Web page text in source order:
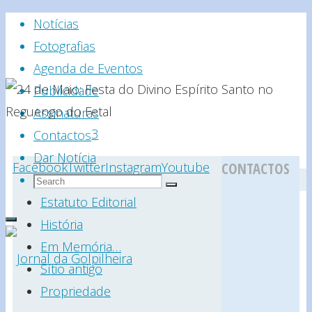
Skip
content
Notícias
Fotografias
Agenda de Eventos
Publicidade
Assinaturas
Contactos
Dar Notícia
Search
Search
for:
Search
Home
3
-
Notícia
24
Maio:
Festa
do
FacebookTwitterInstagramYoutube
Estatuto Editorial
História
Em Memória…
Sítio antigo
Propriedade
CONTACTOS